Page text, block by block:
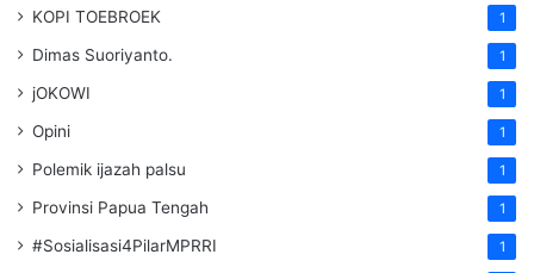
KOPI TOEBROEK 1
Dimas Suoriyanto. 1
jOKOWI 1
Opini 1
Polemik ijazah palsu 1
Provinsi Papua Tengah 1
#Sosialisasi4PilarMPRRI 1